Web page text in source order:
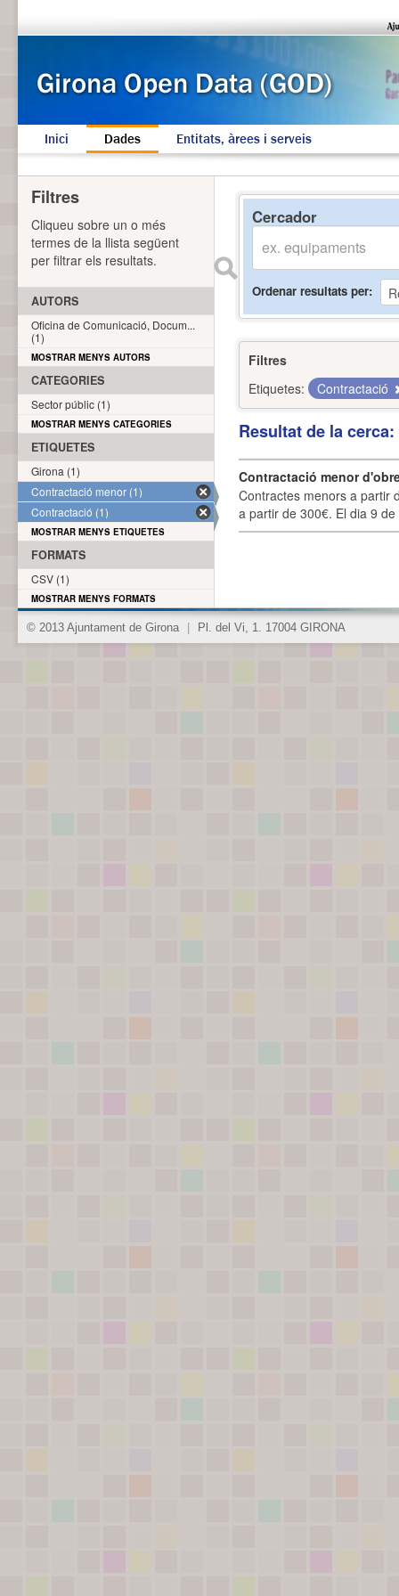
Inici Dades Entitats, àrees i serveis
Cercador
Ordenar resultats per
Filtres
Etiquetes:
Contractació
Resultat de la
Contractació menor
Contractes menors a partir
a partir de 300€. El dia 9
Filtres
Cliqueu sobre un o més
termes de la llista següent
per filtrar els resultats.
AUTORS
Oficina de Comunicació, Docum...
(1)
MOSTRAR MENYS AUTORS
CATEGORIES
Sector públic (1)
MOSTRAR MENYS CATEGORIES
ETIQUETES
Girona (1)
Contractació menor (1)
Contractació (1)
MOSTRAR MENYS ETIQUETES
FORMATS
CSV (1)
MOSTRAR MENYS FORMATS
© 2013 Ajuntament de Girona Pl. del Vi, 1. 17004 GIRONA